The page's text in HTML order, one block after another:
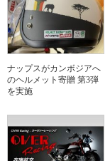
ナップスがカンボジアへ
のヘルメット寄贈 第3弾
を実施